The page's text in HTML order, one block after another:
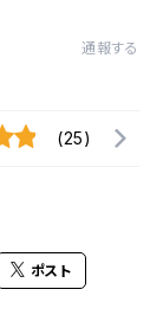
通報する
(25)
ポスト